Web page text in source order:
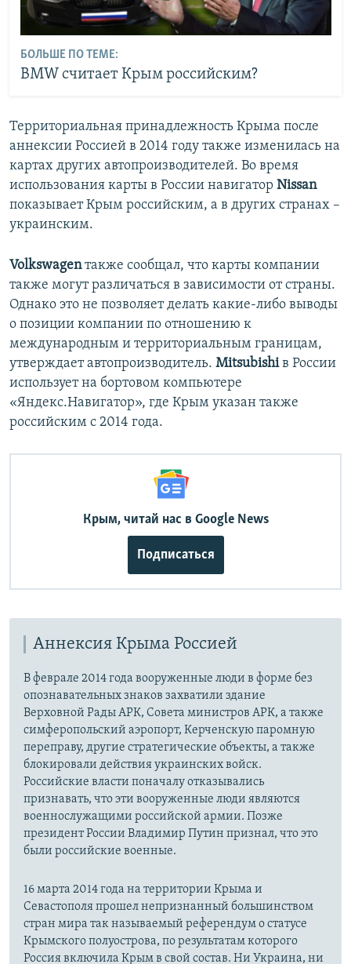
БОЛЬШЕ ПО ТЕМЕ:
BMW считает Крым российским?
Территориальная принадлежность Крыма после
аннексии Россией в 2014 году также изменилась на
картах других автопроизводителей. Во время
использования карты в России навигатор Nissan
показывает Крым российским, а в других странах –
украинским.
Volkswagenтакже сообщал, что карты компании
также могут различаться в зависимости от страны.
Однако это не позволяет делать какие-либо выводы
о позиции компании по отношению к
международным и территориальным границам,
утверждает автопроизводитель. Mitsubishiв России
использует на бортовом компьютере
«Яндекс.Навигатор», где Крым указан также
российским с 2014 года.
Крым, читай нас в Google News
Подписаться
Аннексия Крыма Россией
В феврале 2014 года вооруженные люди в форме без
опознавательных знаков захватили здание
Верховной Рады АРК, Совета министров АРК, а также
симферопольский аэропорт, Керченскую паромную
переправу, другие стратегические объекты, а также
блокировали действия украинских войск.
Российские власти поначалу отказывались
признавать, что эти вооруженные люди являются
военнослужащими российской армии. Позже
президент России Владимир Путин признал, что это
были российские военные.
16 марта 2014 года на территории Крыма и
Севастополя прошел непризнанный большинством
стран мира так называемый референдум о статусе
Крымского полуострова, по результатам которого
Россия включила Крым в свой состав. Ни Украина, ни